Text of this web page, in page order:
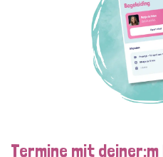
Termine mit